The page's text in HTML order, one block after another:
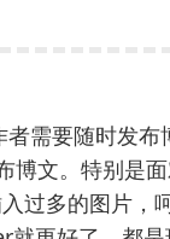
需要随时发
博文。特别是
过多的图片，